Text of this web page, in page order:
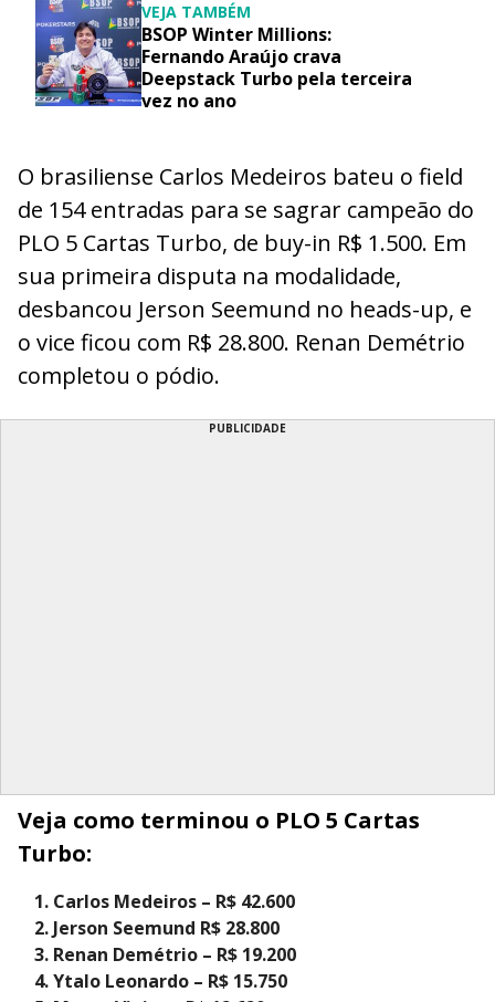
VEJA TAMBÉM
BSOP Winter Millions:
Fernando Araújo crava
Deepstack Turbo pela terceira
vez no ano
O brasiliense Carlos Medeiros bateu o field
de 154 entradas para se sagrar campeão do
PLO 5 Cartas Turbo, de buy-in R$ 1.500. Em
sua primeira disputa na modalidade,
desbancou Jerson Seemund no heads-up, e
o vice ficou com R$ 28.800. Renan Demétrio
completou o pódio.
PUBLICIDADE
Veja como terminou o PLO 5 Cartas
Turbo:
Carlos Medeiros – R$ 42.600
Jerson Seemund R$ 28.800
Renan Demétrio – R$ 19.200
Ytalo Leonardo – R$ 15.750